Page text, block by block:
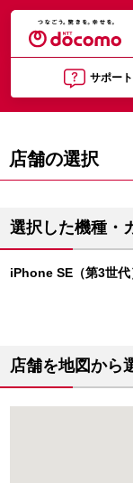
サポート
店舗の選択
選択した機種・
iPhone SE（第3世
店舗を地図から